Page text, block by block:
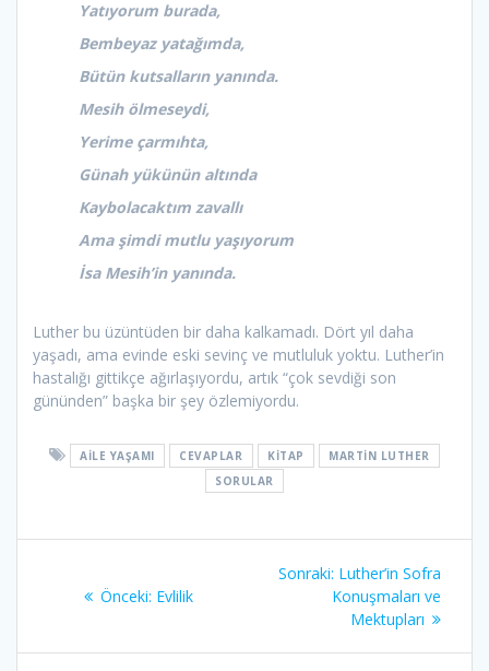
Yatıyorum burada,
Bembeyaz yatağımda,
Bütün kutsalların yanında.
Mesih ölmeseydi,
Yerime çarmıhta,
Günah yükünün altında
Kaybolacaktım zavallı
Ama şimdi mutlu yaşıyorum
İsa Mesih’in yanında.
Luther bu üzüntüden bir daha kalkamadı. Dört yıl daha
yaşadı, ama evinde eski sevinç ve mutluluk yoktu. Luther’in
hastalığı gittikçe ağırlaşıyordu, artık “çok sevdiği son
gününden” başka bir şey özlemiyordu.
AILE YAŞAMI CEVAPLAR KITAP
MARTIN LUTHER
SORULAR
gezinmesi
Önceki: Önceki
Evlilik
Sonraki: Sonraki
yazı:
Luther’in Sofra
Konuşmaları ve
Mektupları